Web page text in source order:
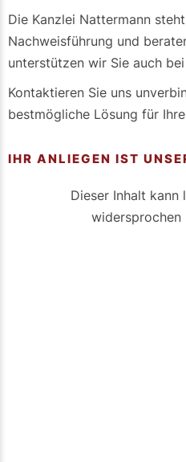
Die Kanzlei Nattermann
Nachweisführung und
unterstützen wir Sie auch
Kontaktieren Sie uns
bestmögliche Lösung für
IHR ANLIEGEN IST
Dieser Inhalt
widersprochen